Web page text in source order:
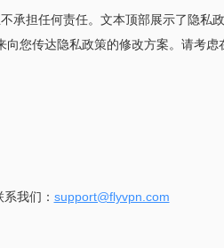
担任何责任。文本顶部展示了隐私
您传达隐私政策的修改方案。请考
我们： support@flyvpn.com